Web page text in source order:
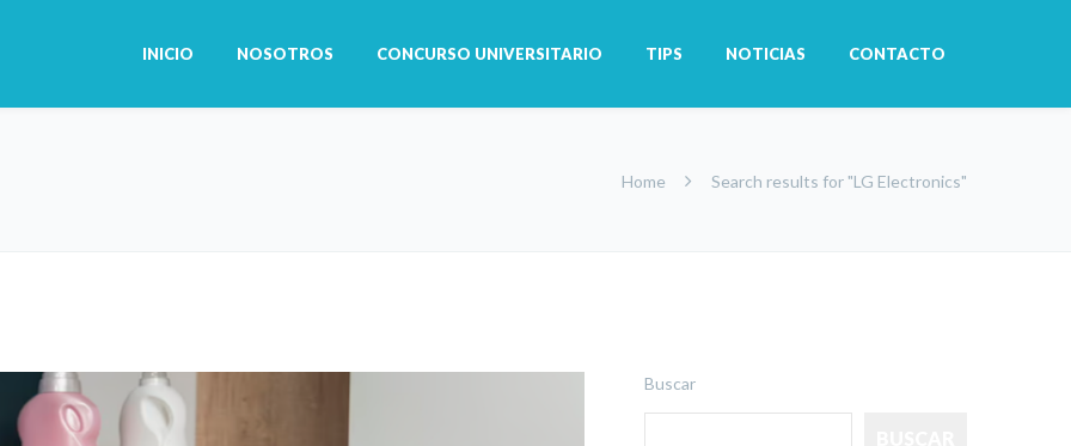
INICIO NOSOTROS CONCURSO UNIVERSITARIO TIPS NOTICIAS CONTACTO
Home Search results for "LG Electronics"
Buscar